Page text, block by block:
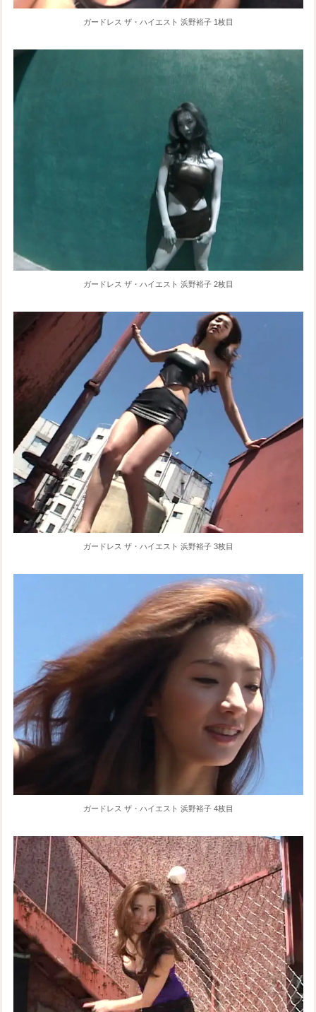
ガードレス ザ・ハイエスト 浜野裕子 1枚目
ガードレス ザ・ハイエスト 浜野裕子 2枚目
ガードレス ザ・ハイエスト 浜野裕子 3枚目
ガードレス ザ・ハイエスト 浜野裕子 4枚目